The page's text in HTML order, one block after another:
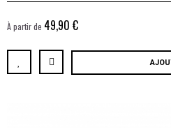
À partir de 49,90 €